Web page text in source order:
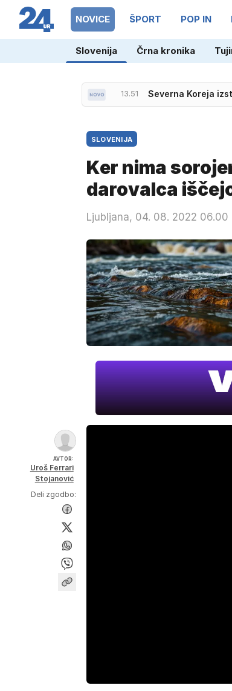
NOVICE ŠPORT POP IN
Slovenija Črna kronika
13.51 Severna Koreja
13.37 Usher razkazal
SLOVENIJA
Ker nima
darovalca
Ljubljana, 04. 08. 2022 06.00
AVTOR:
Uroš Ferrari
Stojanović
Deli zgodbo: